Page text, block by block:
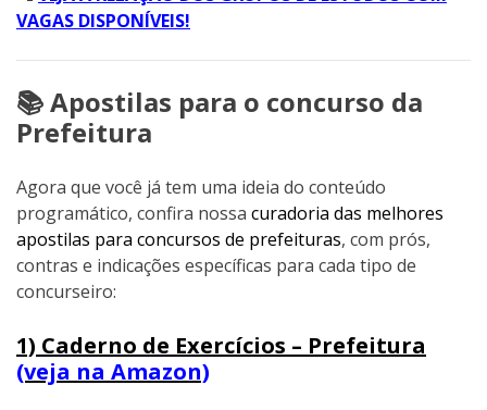
VAGAS DISPONÍVEIS!
📚 Apostilas para o concurso da
Prefeitura
Agora que você já tem uma ideia do conteúdo
programático, confira nossa curadoria das melhores
apostilas para concursos de prefeituras, com prós,
contras e indicações específicas para cada tipo de
concurseiro:
1) Caderno de Exercícios – Prefeitura
(veja na Amazon)